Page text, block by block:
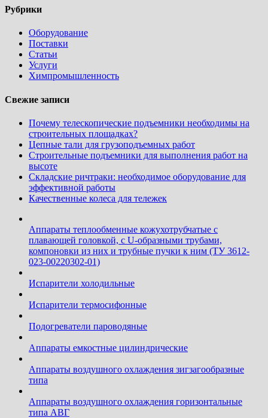
Рубрики
Оборудование
Поставки
Статьи
Услуги
Химпромышленность
Свежие записи
Почему телескопические подъемники необходимы на
строительных площадках?
Цепные тали для грузоподъемных работ
Строительные подъемники для выполнения работ на
высоте
Складские ричтраки: необходимое оборудование для
эффективной работы
Качественные колеса для тележек
Аппараты теплообменные кожухотрубчатые c
плавающей головкой, с U-образными трубами,
компоновки из них и трубные пучки к ним (ТУ 3612-
023-00220302-01)
Испарители холодильные
Испарители термосифонные
Подогреватели пароводяные
Аппараты емкостные цилиндрические
Аппараты воздушного охлаждения зигзагообразные
типа
Аппараты воздушного охлаждения горизонтальные
типа АВГ